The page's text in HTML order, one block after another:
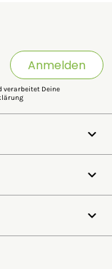
Anmelden
verarbeitet Deine